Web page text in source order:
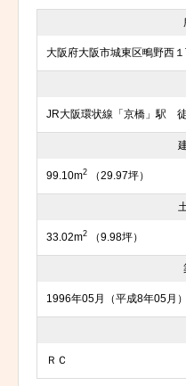
大阪府大阪市城東区鴫野西１
JR大阪環状線「京橋」駅
99.10m2 （29.97坪）
33.02m2 （9.98坪）
1996年05月（平成8年05月）
ＲＣ